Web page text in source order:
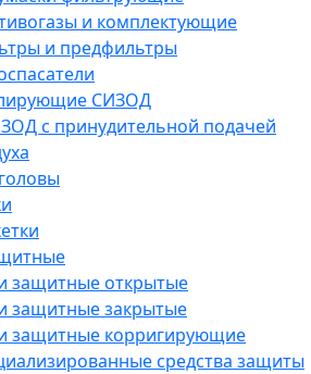
и комплектующие
и предфильтры
СИЗОД
с принудительной подачей
защитные открытые
защитные закрытые
защитные корригирующие
средства защиты